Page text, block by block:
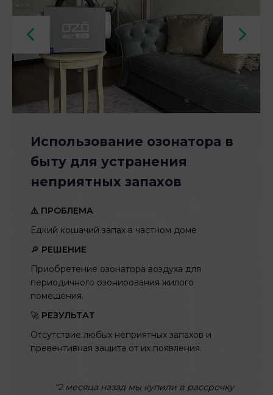
Интеграция озоновых
технологий для борьбы с
вредителями
⚠️ ПРОБЛЕМА
Химический и трупный запах в складских
остаются не найденными, погибая в
труднодоступных местах)
в складских помещениях
РЕЗУЛЬТАТ
вредителями и оптимизация затрат на